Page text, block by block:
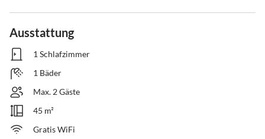
Ausstattung
1 Schlafzimmer
1 Bäder
Max. 2 Gäste
45 m²
Gratis WiFi